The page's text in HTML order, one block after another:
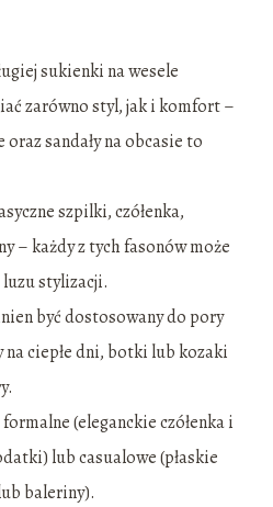
sukienki na wesele
zarówno styl, jak i komfort –
oraz sandały na obcasie to
szpilki, czółenka,
– każdy z tych fasonów może
stylizacji.
być dostosowany do pory
na ciepłe dni, botki lub kozaki
(eleganckie czółenka i
lub casualowe (płaskie
baleriny).